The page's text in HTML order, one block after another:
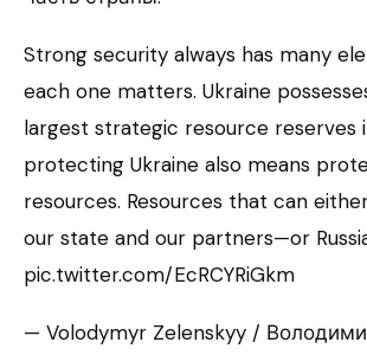
Strong security always has many
each one matters. Ukraine
largest strategic resource reserves
protecting Ukraine also means
resources. Resources that can
our state and our partners—or
pic.twitter.com/EcRCYRiGkm
— Volodymyr Zelenskyy /